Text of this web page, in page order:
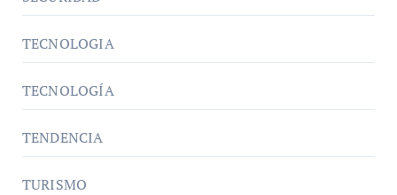
TECNOLOGIA
TECNOLOGÍA
TENDENCIA
TURISMO